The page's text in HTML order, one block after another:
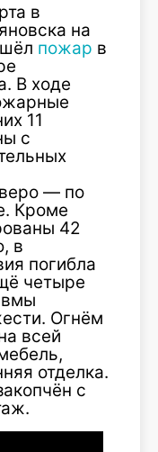
в
на
пожар в
В ходе
11
с
— по
Кроме
42
в
погибла
четыре
Огнём
всей
отделка.
с